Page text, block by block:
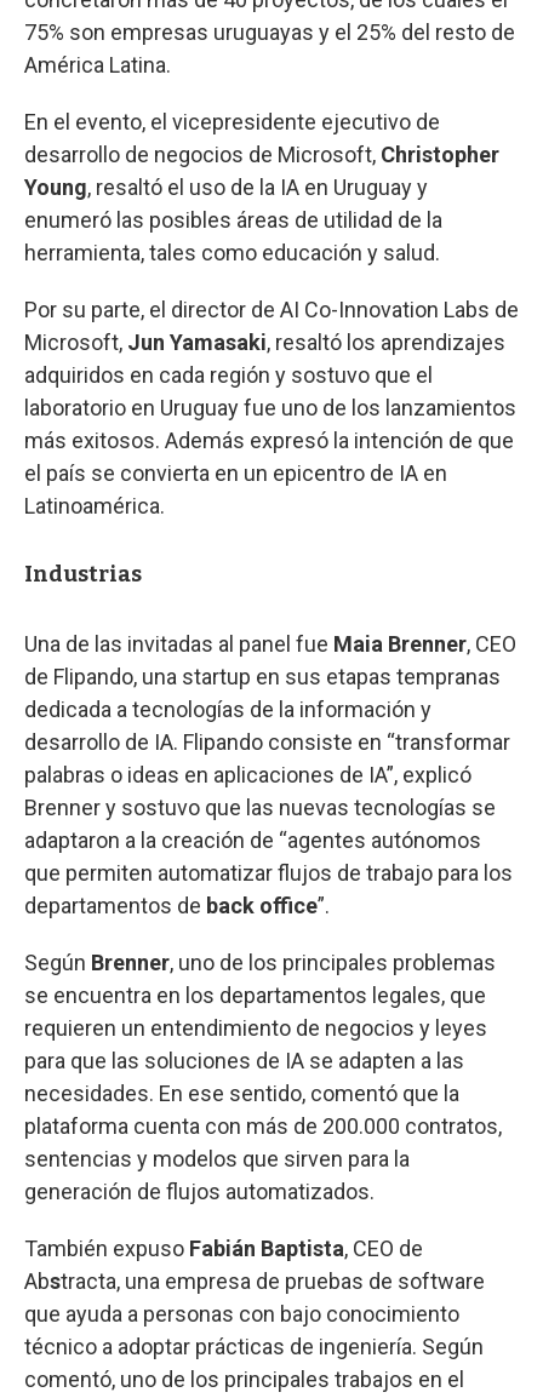
75% son empresas uruguayas y el 25% del resto de
América Latina.
En el evento, el vicepresidente ejecutivo de
desarrollo de negocios de Microsoft, Christopher
Young, resaltó el uso de la IA en Uruguay y
enumeró las posibles áreas de utilidad de la
herramienta, tales como educación y salud.
Por su parte, el director de AI Co-Innovation Labs de
Microsoft, Jun Yamasaki, resaltó los aprendizajes
adquiridos en cada región y sostuvo que el
laboratorio en Uruguay fue uno de los lanzamientos
más exitosos. Además expresó la intención de que
el país se convierta en un epicentro de IA en
Latinoamérica.
Industrias
Una de las invitadas al panel fue Maia Brenner, CEO
de Flipando, una startup en sus etapas tempranas
dedicada a tecnologías de la información y
desarrollo de IA. Flipando consiste en “transformar
palabras o ideas en aplicaciones de IA”, explicó
Brenner y sostuvo que las nuevas tecnologías se
adaptaron a la creación de “agentes autónomos
que permiten automatizar flujos de trabajo para los
departamentos de back office”.
Según Brenner, uno de los principales problemas
se encuentra en los departamentos legales, que
requieren un entendimiento de negocios y leyes
para que las soluciones de IA se adapten a las
necesidades. En ese sentido, comentó que la
plataforma cuenta con más de 200.000 contratos,
sentencias y modelos que sirven para la
generación de flujos automatizados.
También expuso Fabián Baptista, CEO de
Abstracta, una empresa de pruebas de software
que ayuda a personas con bajo conocimiento
técnico a adoptar prácticas de ingeniería. Según
comentó, uno de los principales trabajos en el